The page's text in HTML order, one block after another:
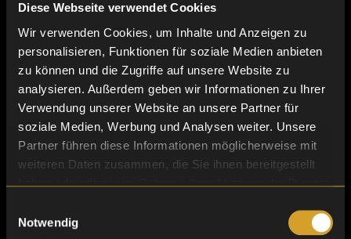
Diese Webseite verwendet Cookies
Wir verwenden Cookies, um Inhalte und Anzeigen zu
personalisieren, Funktionen für soziale Medien anbieten
zu können und die Zugriffe auf unsere Website zu
analysieren. Außerdem geben wir Informationen zu Ihrer
Verwendung unserer Website an unsere Partner für
soziale Medien, Werbung und Analysen weiter. Unsere
Partner führen diese Informationen möglicherweise mit
weiteren Daten zusammen, die Sie ihnen bereitgestellt
haben oder die sie im Rahmen Ihrer Nutzung der Dienste
Notwendig
Organisatorisches Know-how